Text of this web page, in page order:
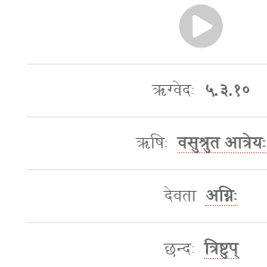
ऋग्वेदः ५.३.१०
ऋषिः वसुश्रुत आत्रेयः
देवता अग्निः
छन्दः त्रिष्टुप्